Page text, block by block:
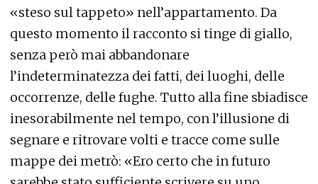
«steso sul tappeto» nell’appartamento. Da
questo momento il racconto si tinge di giallo,
senza però mai abbandonare
l’indeterminatezza dei fatti, dei luoghi, delle
occorrenze, delle fughe. Tutto alla fine sbiadisce
inesorabilmente nel tempo, con l’illusione di
segnare e ritrovare volti e tracce come sulle
mappe dei metrò: «Ero certo che in futuro